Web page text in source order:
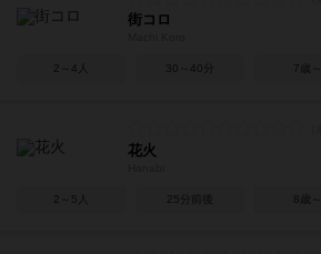
街コロ
2～4人 30～40分 7歳～
花火
2～5人 25分前後 8歳～